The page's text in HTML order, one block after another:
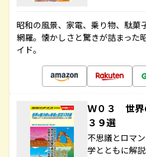
昭和の風景、家電、乗り物、駄菓
網羅。懐かしさと驚きが詰まった
イド。
Ｗ０３ 世界
３９選
不思議とロマ
学とともに解説